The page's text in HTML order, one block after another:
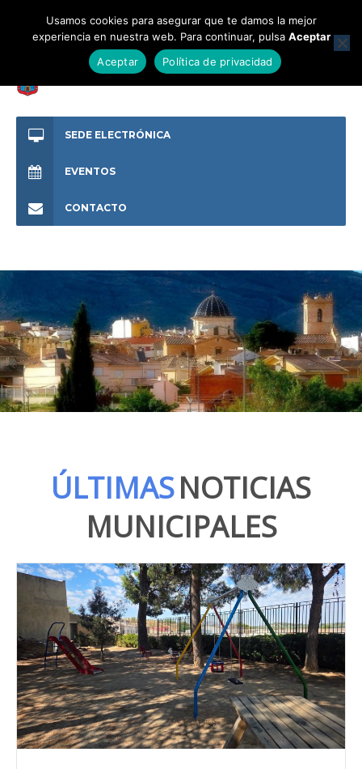
SEDE ELECTRÓNICA
EVENTOS
CONTACTO
ÚLTIMASNOTICIAS
MUNICIPALES
Usamos cookies para asegurar que te damos la mejor
experiencia en nuestra web. Para continuar, pulsa Aceptar
Aceptar
Política de privacidad